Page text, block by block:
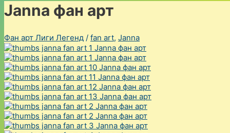
Janna фан арт
Фан арт Лиги Легенд / fan art, Janna